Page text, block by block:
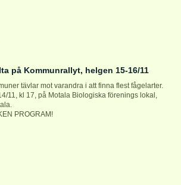
på Kommunrallyt, helgen 15-16/11
tävlar mot varandra i att finna flest fågelarter.
11, kl 17, på Motala Biologiska förenings lokal,
PROGRAM!